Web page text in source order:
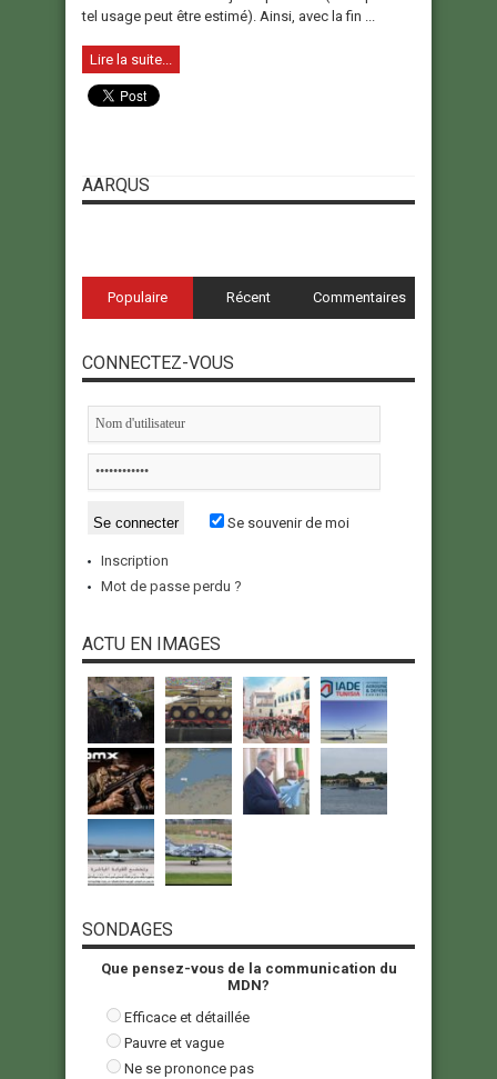
tel usage peut être estimé). Ainsi, avec la fin ...
Lire la suite...
AARQUS
Populaire Récent Commentaires
CONNECTEZ-VOUS
Se souvenir de moi
Inscription
Mot de passe perdu ?
ACTU EN IMAGES
SONDAGES
Que pensez-vous de la communication du
MDN?
Efficace et détaillée
Pauvre et vague
Ne se prononce pas